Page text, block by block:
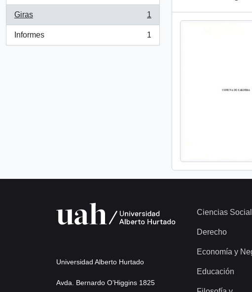
Giras
, 1 results
1
Informes
, 1 results
1
Universidad Alberto Hurtado
Avda. Bernardo O’Higgins 1825
Ciencias
Derecho
Economía y
Educación